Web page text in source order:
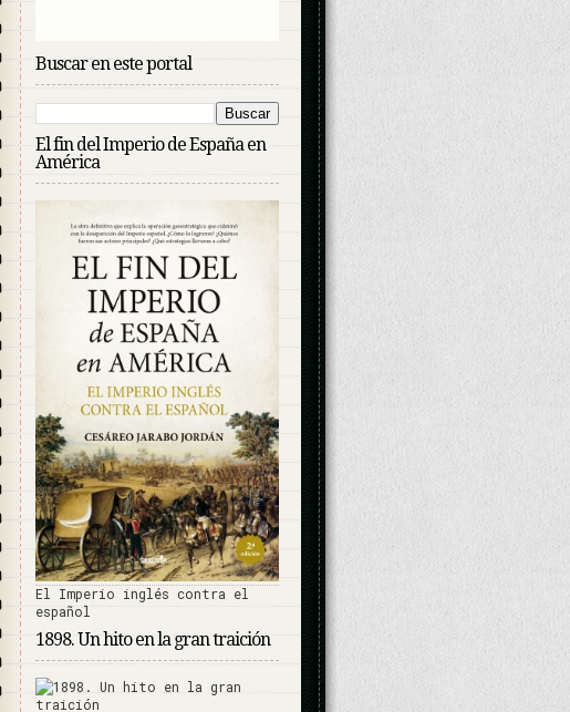
Buscar en este portal
El fin del Imperio de España en
América
El Imperio inglés contra el
español
1898. Un hito en la gran traición